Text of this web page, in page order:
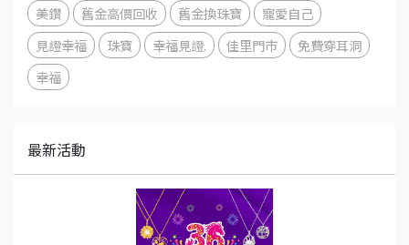
美鑽
舊金高價回收 舊金換珠寶
寵愛自己
見證幸福
珠寶 幸福見證. 佳里門市
免費穿耳洞
幸福
最新活動